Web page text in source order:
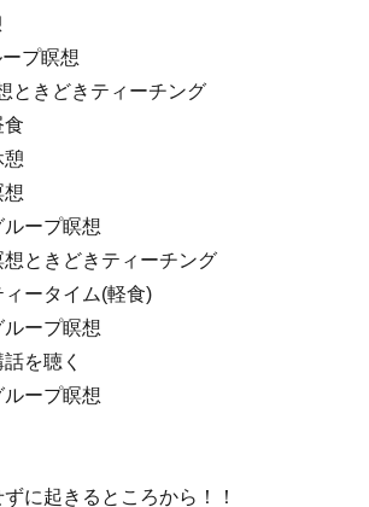
プ瞑想
ときどきティーチング
食
憩
想
ープ瞑想
ときどきティーチング
ータイム(軽食)
ープ瞑想
を聴く
ープ瞑想
に起きるところから！！